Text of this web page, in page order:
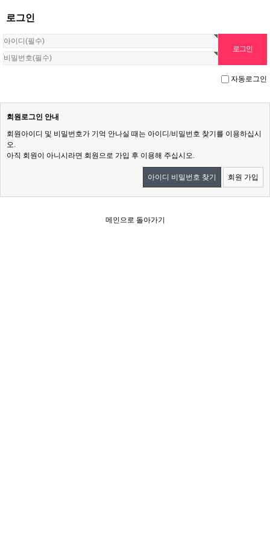
로그인
자동로그인
회원로그인 안내
회원아이디 및 비밀번호가 기억 안나실 때는 아이디/비밀번호 찾기를 이용하십시
오.
아직 회원이 아니시라면 회원으로 가입 후 이용해 주십시오.
아이디 비밀번호 찾기 회원 가입
메인으로 돌아가기